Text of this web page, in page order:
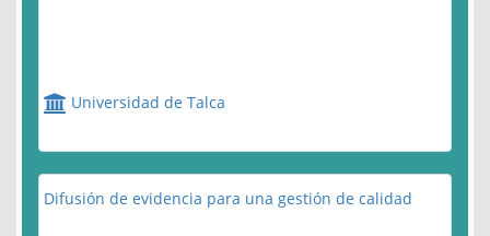
Universidad de Talca
Difusión de evidencia para una gestión de calidad